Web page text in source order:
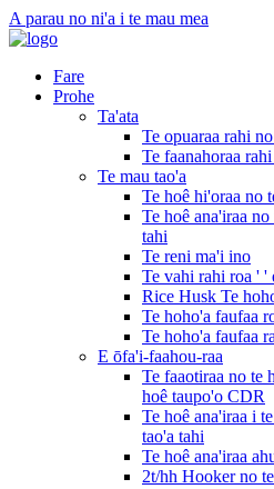
A parau no ni'a i te mau mea
Fare
Prohe
Ta'ata
Te opuaraa rahi
Te faanahoraa
Te mau tao'a
Te hoê hi'oraa no
Te hoê ana'iraa
tahi
Te reni ma'i ino
Te vahi rahi roa ' '
Rice Husk Te
Te hoho'a faufaa
Te hoho'a faufaa
E ōfa'i-faahou-raa
Te faaotiraa no te
hoê taupo'o CDR
Te hoê ana'iraa i
tao'a tahi
Te hoê ana'iraa
2t/hh Hooker no